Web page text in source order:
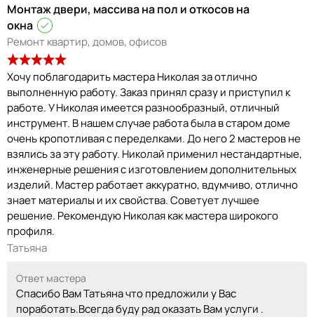
Монтаж двери, массива на пол и откосов на
окна
Ремонт квартир, домов, офисов
Хочу поблагодарить мастера Николая за отлично
выполненную работу. Заказ принял сразу и приступил к
работе. У Николая имеется разнообразный, отличный
инструмент. В нашем случае работа была в старом доме
очень кропотливая с переделками. До него 2 мастеров не
взялись за эту работу. Николай применил нестандартные,
инженерные решения с изготовлением дополнительных
изделий. Мастер работает аккуратно, вдумчиво, отлично
знает материалы и их свойства. Советует лучшее
решение. Рекомендую Николая как мастера широкого
профиля.
Татьяна
Ответ мастера
Спасибо Вам Татьяна что предложили у Вас
поработать.Всегда буду рад оказать Вам услуги .